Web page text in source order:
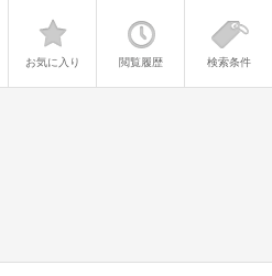
お気に入り 閲覧履歴 検索条件